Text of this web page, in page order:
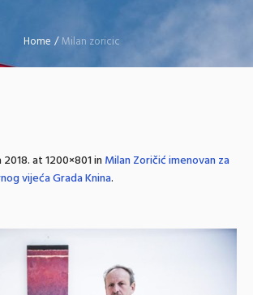
Home /Milan zoricic
2018.at 1200×801 inMilan Zoričić imenovan za
vijeća Grada Knina.